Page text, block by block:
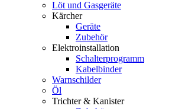
Löt und Gasgeräte
Kärcher
Geräte
Zubehör
Elektroinstallation
Schalterprogramm
Kabelbinder
Warnschilder
Öl
Trichter & Kanister